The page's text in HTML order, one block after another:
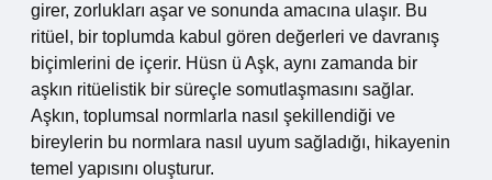
girer, zorlukları aşar ve sonunda amacına ulaşır. Bu
ritüel, bir toplumda kabul gören değerleri ve davranış
biçimlerini de içerir. Hüsn ü Aşk, aynı zamanda bir
aşkın ritüelistik bir süreçle somutlaşmasını sağlar.
Aşkın, toplumsal normlarla nasıl şekillendiği ve
bireylerin bu normlara nasıl uyum sağladığı, hikayenin
temel yapısını oluşturur.